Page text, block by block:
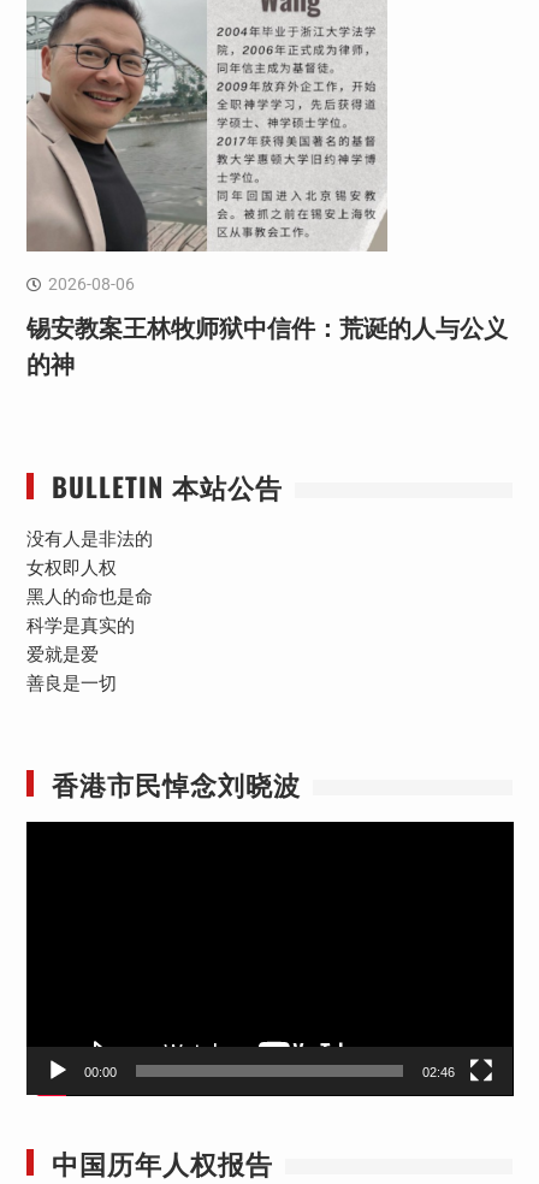
2026-08-06
锡安教案王林牧师狱中信件：荒诞的人与公义
的神
BULLETIN 本站公告
没有人是非法的
女权即人权
黑人的命也是命
科学是真实的
爱就是爱
善良是一切
香港市民悼念刘晓波
00:00 02:46
中国历年人权报告